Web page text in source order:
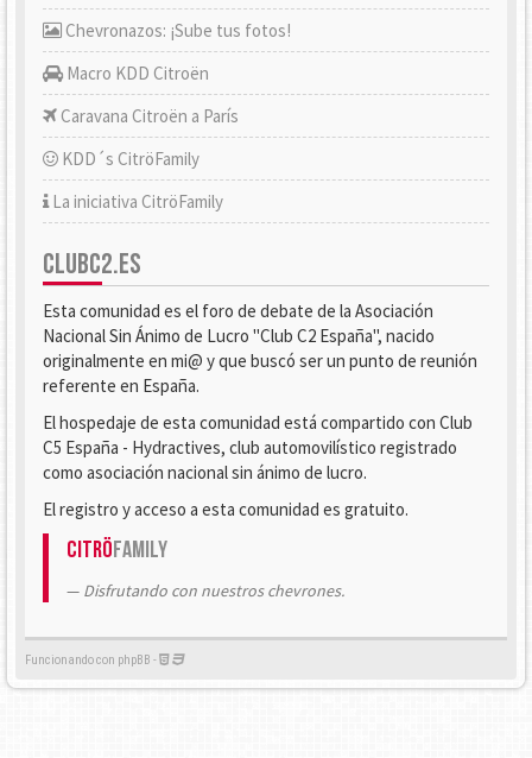
Chevronazos: ¡Sube tus fotos!
Macro KDD Citroën
Caravana Citroën a París
KDD´s CitröFamily
La iniciativa CitröFamily
CLUBC2.ES
Esta comunidad es el foro de debate de la Asociación
Nacional Sin Ánimo de Lucro "Club C2 España", nacido
originalmente en mi@ y que buscó ser un punto de reunión
referente en España.
El hospedaje de esta comunidad está compartido con Club
C5 España - Hydractives, club automovilístico registrado
como asociación nacional sin ánimo de lucro.
El registro y acceso a esta comunidad es gratuito.
CitröFamily
Disfrutando con nuestros chevrones.
Funcionando con phpBB -